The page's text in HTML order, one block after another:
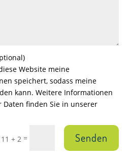
Website meine
speichert, sodass meine
kann. Weitere Informationen
finden Sie in unserer
11 + 2 = Senden